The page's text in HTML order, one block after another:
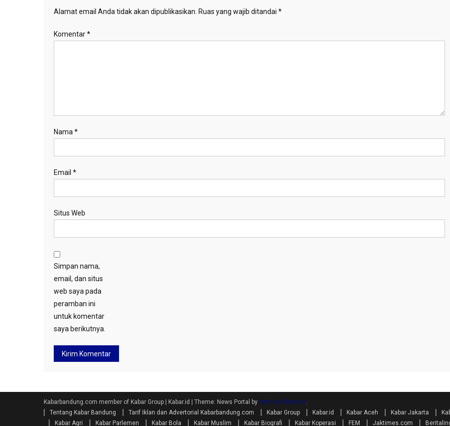
Alamat email Anda tidak akan dipublikasikan. Ruas yang wajib ditandai *
Komentar*
Nama *
Email *
Situs Web
Simpan nama,
email, dan situs
web saya pada
peramban ini
untuk komentar
saya berikutnya.
Kabarbandung.com member of Kabar Group | Kabar.id Theme: News Portal by Mystery Themes.
Tentang Kabar Bandung
Tarif Iklan dan Advertorial Kabarbandung.com Kabar Group Kabar.id Kabar Aceh Kabar Jakarta
Kabar Agri
Kabar Parlemen Kabar Bola Kabar Muslim Kabar Biografi Kabar Koperasi FEM Jaktimes.com